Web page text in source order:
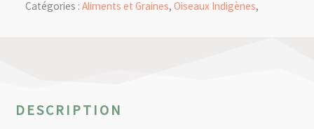
Catégories : Aliments et Graines, Oiseaux Indigènes,
DESCRIPTION